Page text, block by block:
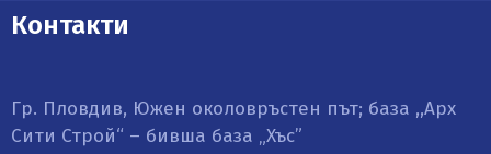
Контакти
Гр. Пловдив, Южен околовръстен път; база ,,Арх
Сити Строй“ – бивша база „Хъс”